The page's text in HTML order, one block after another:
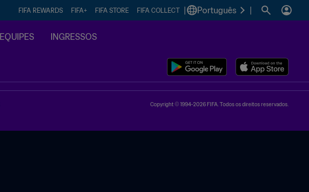
FIFA REWARDS FIFA+ FIFA STORE FIFA COLLECT Português
EQUIPES INGRESSOS
Copyright © 1994-2026 FIFA. Todos os direitos reservados.